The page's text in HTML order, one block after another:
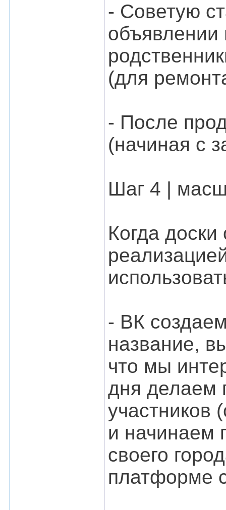
- Советую
объявлении
(для
- После
(начиная с
Шаг 4 |
Когда
- ВК
название,
что мы
дня делаем
участников
и начинаем
своего
платформе